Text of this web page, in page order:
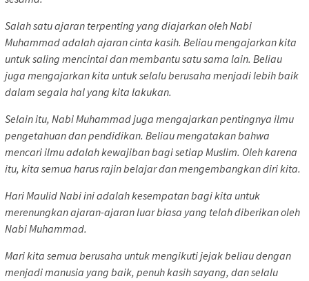
Salah satu ajaran terpenting yang diajarkan oleh Nabi
Muhammad adalah ajaran cinta kasih. Beliau mengajarkan kita
untuk saling mencintai dan membantu satu sama lain. Beliau
juga mengajarkan kita untuk selalu berusaha menjadi lebih baik
dalam segala hal yang kita lakukan.
Selain itu, Nabi Muhammad juga mengajarkan pentingnya ilmu
pengetahuan dan pendidikan. Beliau mengatakan bahwa
mencari ilmu adalah kewajiban bagi setiap Muslim. Oleh karena
itu, kita semua harus rajin belajar dan mengembangkan diri kita.
Hari Maulid Nabi ini adalah kesempatan bagi kita untuk
merenungkan ajaran-ajaran luar biasa yang telah diberikan oleh
Nabi Muhammad.
Mari kita semua berusaha untuk mengikuti jejak beliau dengan
menjadi manusia yang baik, penuh kasih sayang, dan selalu